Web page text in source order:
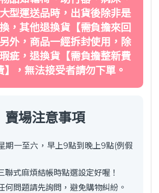
型運送品時，出貨後除非是
，其他退換貨【需負擔來回
外，商品一經拆封使用，除
疵，退換貨【需負擔整新費
】，無法接受者請勿下單。
賣場注意事項
期一至六，早上9點到晚上9點(例假
聯式麻煩結帳時點選設定好喔！
何問題請先詢問，避免購物糾紛。